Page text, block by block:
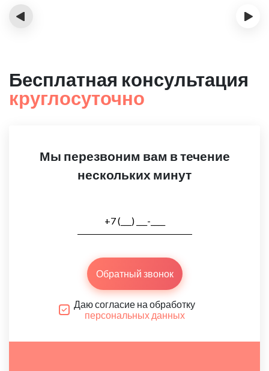
‹ ›
Бесплатная консультация
круглосуточно
Мы перезвоним вам в течение
нескольких минут
Обратный звонок
Даю согласие на обработку
персональных данных